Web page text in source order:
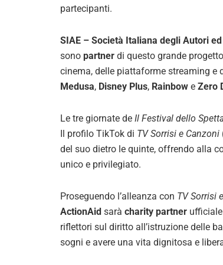
partecipanti.
SIAE – Società Italiana degli Autori
sono partner di questo grande
cinema, delle piattaforme streaming e
Medusa, Disney Plus, Rainbow e Zero
Le tre giornate de Il Festival dello
Il profilo TikTok di TV Sorrisi e Canzoni
del suo dietro le quinte, offrendo alla
unico e privilegiato.
Proseguendo l’alleanza con TV Sorrisi
ActionAid sarà charity partner
riflettori sul diritto all’istruzione delle
sogni e avere una vita dignitosa e